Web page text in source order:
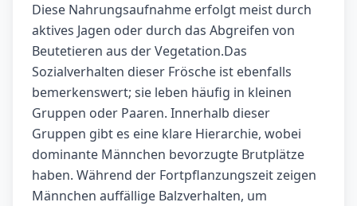
Diese Nahrungsaufnahme erfolgt meist durch
aktives Jagen oder durch das Abgreifen von
Beutetieren aus der Vegetation.Das
Sozialverhalten dieser Frösche ist ebenfalls
bemerkenswert; sie leben häufig in kleinen
Gruppen oder Paaren. Innerhalb dieser
Gruppen gibt es eine klare Hierarchie, wobei
dominante Männchen bevorzugte Brutplätze
haben. Während der Fortpflanzungszeit zeigen
Männchen auffällige Balzverhalten, um